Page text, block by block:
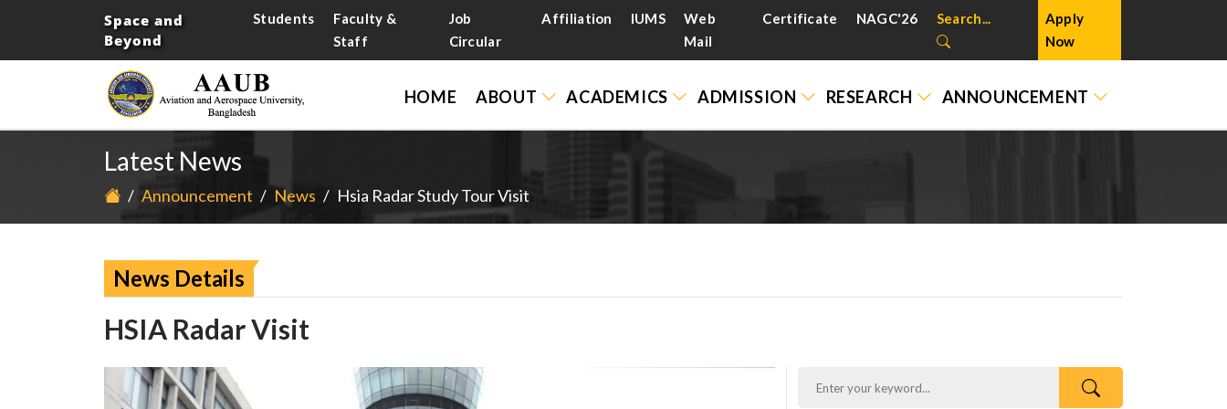
Space and
Beyond
Students
Faculty &
Staff
Job
Circular
Affiliation IUMS
Web
Mail
Certificate NAGC'26 Search...
Apply
Now
HOME ABOUT ACADEMICS ADMISSION RESEARCH ANNOUNCEMENT
Latest News
/ Announcement / News / Hsia Radar Study Tour Visit
News Details
HSIA Radar Visit